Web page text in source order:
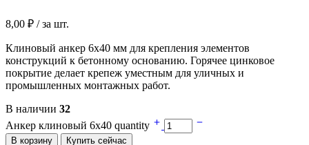
8,00 ₽ / за шт.
Клиновый анкер 6х40 мм для крепления элементов
конструкций к бетонному основанию. Горячее цинковое
покрытие делает крепеж уместным для уличных и
промышленных монтажных работ.
В наличии 32
Анкер клиновый 6х40 quantity
В корзину Купить сейчас